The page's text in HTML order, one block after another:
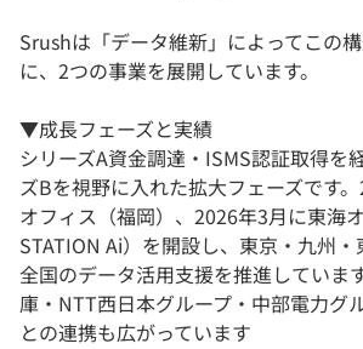
Srushは「データ維新」によってこの
に、2つの事業を展開しています。
▼成長フェーズと実績
シリーズA資金調達・ISMS認証取得を
ズBを視野に入れた拡大フェーズです
オフィス（福岡）、2026年3月に東海
STATION Ai）を開設し、東京・九州
全国のデータ活用支援を推進していま
庫・NTT西日本グループ・中部電力グ
との連携も広がっています